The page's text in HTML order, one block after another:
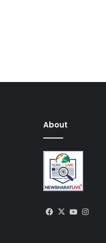
About
Facebook
X YouTube